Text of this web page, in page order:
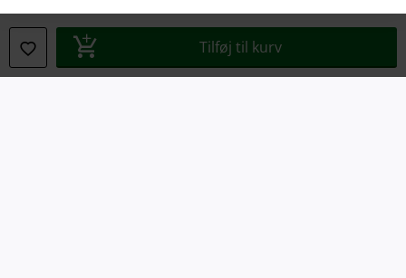
Tilføj til kurv
Overensstemmelseserklæring
Oplysninger om tilgængelighed